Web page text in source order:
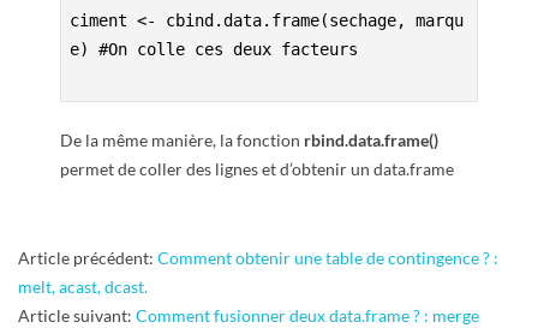
ciment <- cbind.data.frame(sechage, marqu
e) #On colle ces deux facteurs
De la même manière, la fonction rbind.data.frame()
permet de coller des lignes et d’obtenir un data.frame
2015-
07-
09
Article précédent: Comment obtenir une table de contingence ? :
melt, acast, dcast.
Article suivant: Comment fusionner deux data.frame ? : merge